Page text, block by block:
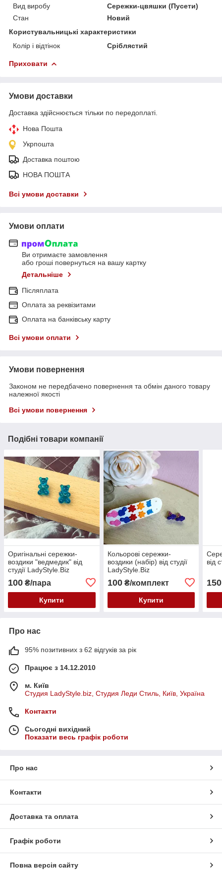
Вид виробу
Сережки-цвяшки (Пусети)
Стан
Новий
Користувальницькі характеристики
Колір і відтінок
Сріблястий
Приховати
Умови доставки
Доставка здійснюється тільки по передоплаті.
Нова Пошта
Укрпошта
Доставка поштою
НОВА ПОШТА
Всі умови доставки
Умови оплати
Ви отримаєте замовлення
або гроші повернуться на вашу картку
Детальніше
Післяплата
Оплата за реквізитами
Оплата на банківську карту
Всі умови оплати
Умови повернення
Законом не передбачено повернення та обмін даного товару
належної якості
Всі умови повернення
Подібні товари компанії
Оригінальні сережки-
воздики "ведмедик" від
студії LadyStyle.Biz
100 ₴/пара
Купити
Кольорові сережки-
воздики (набір) від студії
LadyStyle.Biz
100₴/комплект
Купити
від
150
Про нас
95% позитивних з 62 відгуків за рік
Працює з 14.12.2010
м. Київ
Студия LadyStyle.biz, Студия Леди Стиль, Київ, Україна
Контакти
Сьогодні вихідний
Показати весь графік роботи
Про нас
Контакти
Доставка та оплата
Графік роботи
Повна версія сайту